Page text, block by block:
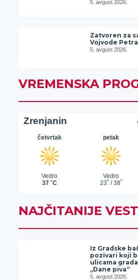
5. avgust 2026.
Zatvoren za
Vojvode
5. avgust 2026.
VREMENSKA
NAJČITANIJE
Iz Gradske
pozivari koji
ulicama
„Dane piva“
5. avgust 2026.